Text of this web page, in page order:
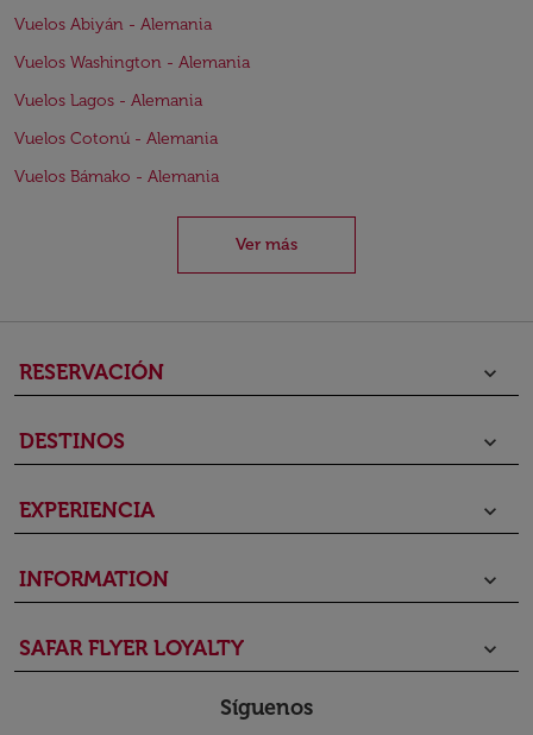
Vuelos Abiyán - Alemania
Vuelos Washington - Alemania
Vuelos Lagos - Alemania
Vuelos Cotonú - Alemania
Vuelos Bámako - Alemania
Ver más
RESERVACIÓN keyboard_arrow_down
DESTINOS keyboard_arrow_down
EXPERIENCIA keyboard_arrow_down
INFORMATION keyboard_arrow_down
SAFAR FLYER LOYALTY keyboard_arrow_down
Síguenos